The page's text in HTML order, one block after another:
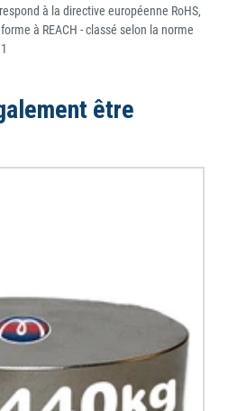
à la directive européenne RoHS,
à REACH - classé selon la norme
être